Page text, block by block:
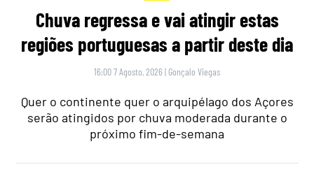
Chuva regressa e vai atingir estas
regiões portuguesas a partir deste dia
16:00 7 Agosto, 2026 | Gonçalo Viegas
Quer o continente quer o arquipélago dos Açores
serão atingidos por chuva moderada durante o
próximo fim-de-semana